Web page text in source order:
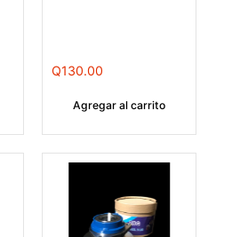
Q130.00
Agregar al carrito